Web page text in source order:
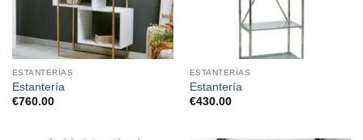
ESTANTERÍAS
Estantería
€760.00
ESTANTERÍAS
Estantería
€430.00